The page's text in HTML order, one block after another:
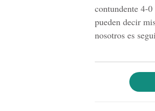
contundente 4-
pueden decir
nosotros es